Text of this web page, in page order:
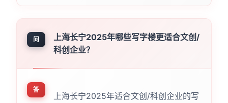
问
上海长宁2025年哪些写字楼更适合文创/
科创企业？
答
上海长宁2025年适合文创/科创企业的写